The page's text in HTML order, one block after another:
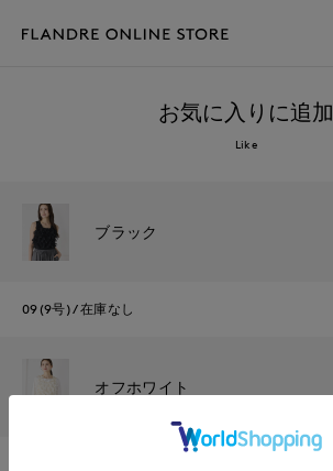
お気に入りに追加
Like
ブラック
09(9号) 在庫なし
オフホワイト